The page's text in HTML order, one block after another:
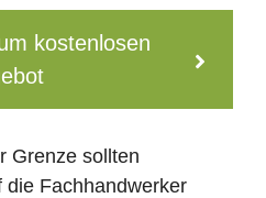
kostenlosen
Grenze sollten
die Fachhandwerker